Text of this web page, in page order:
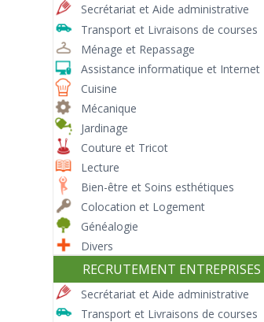
Secrétariat et Aide administrative
Transport et Livraisons de courses
Ménage et Repassage
Assistance informatique et Internet
Cuisine
Mécanique
Jardinage
Couture et Tricot
Lecture
Bien-être et Soins esthétiques
Colocation et Logement
Généalogie
Divers
RECRUTEMENT ENTREPRISES
Secrétariat et Aide administrative
Transport et Livraisons de courses